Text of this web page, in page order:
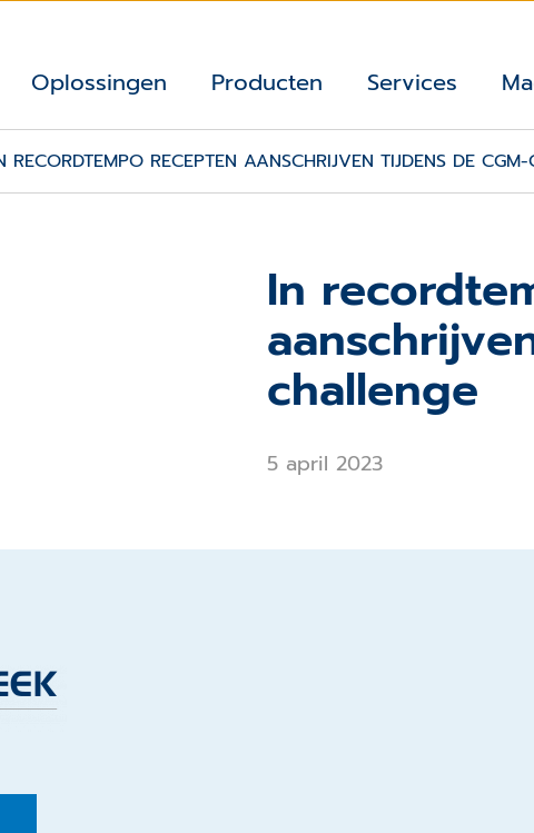
Oplossingen Producten Services
RECORDTEMPO RECEPTEN AANSCHRIJVEN TIJDENS DE
In
challenge
5 april 2023